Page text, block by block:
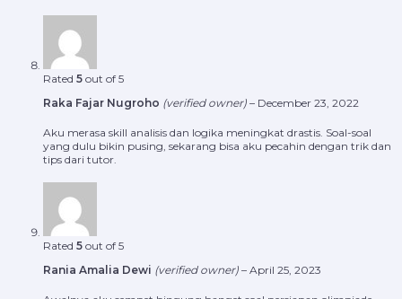
Rated 5 out of 5
Raka Fajar Nugroho (verified owner) – December 23, 2022
Aku merasa skill analisis dan logika meningkat drastis. Soal-soal
yang dulu bikin pusing, sekarang bisa aku pecahin dengan trik dan
tips dari tutor.
Rated 5 out of 5
Rania Amalia Dewi (verified owner) – April 25, 2023